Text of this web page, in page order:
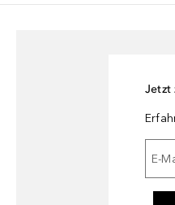
Jetzt
E-